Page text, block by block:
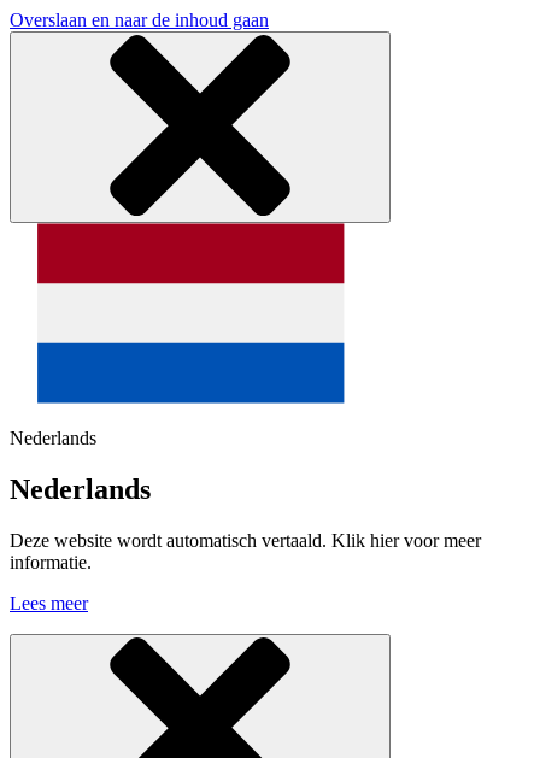
Overslaan en naar de inhoud gaan
Nederlands
Nederlands
Deze website wordt automatisch vertaald. Klik hier voor meer
informatie.
Lees meer